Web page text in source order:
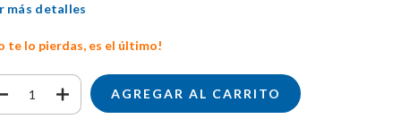
más detalles
te lo pierdas, es el último!